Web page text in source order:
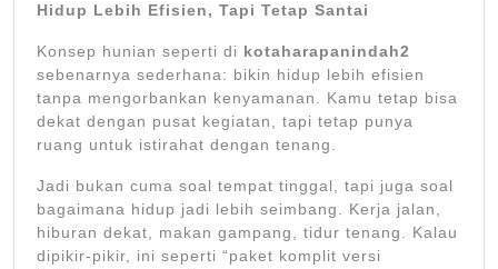
Hidup Lebih Efisien, Tapi Tetap Santai
Konsep hunian seperti di kotaharapanindah2
sebenarnya sederhana: bikin hidup lebih efisien
tanpa mengorbankan kenyamanan. Kamu tetap bisa
dekat dengan pusat kegiatan, tapi tetap punya
ruang untuk istirahat dengan tenang.
Jadi bukan cuma soal tempat tinggal, tapi juga soal
bagaimana hidup jadi lebih seimbang. Kerja jalan,
hiburan dekat, makan gampang, tidur tenang. Kalau
dipikir-pikir, ini seperti “paket komplit versi